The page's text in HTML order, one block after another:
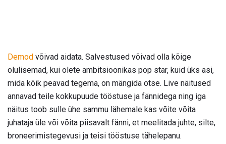
Demod võivad aidata. Salvestused võivad olla kõige
olulisemad, kui olete ambitsioonikas pop star, kuid üks asi,
mida kõik peavad tegema, on mängida otse. Live näitused
annavad teile kokkupuude tööstuse ja fännidega ning iga
näitus toob sulle ühe sammu lähemale kas võite võita
juhataja üle või võita piisavalt fänni, et meelitada juhte, silte,
broneerimistegevusi ja teisi tööstuse tähelepanu.